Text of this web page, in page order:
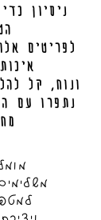
ניסיון
לפריטים
.ונוח, קל